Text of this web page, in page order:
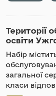
Території
освіти
Набір
загальної
класи